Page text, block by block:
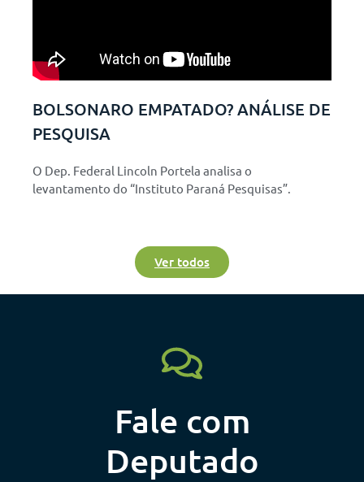
BOLSONARO EMPATADO? ANÁLISE DE
PESQUISA
O Dep. Federal Lincoln Portela analisa o
levantamento do “Instituto Paraná Pesquisas”.
Ver todos
Fale com
Deputado